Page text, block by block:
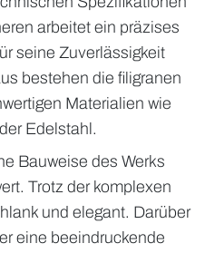
arbeitet ein präzises
seine Zuverlässigkeit
bestehen die filigranen
Materialien wie
Edelstahl.
Bauweise des Werks
Trotz der komplexen
und elegant. Darüber
eine beeindruckende